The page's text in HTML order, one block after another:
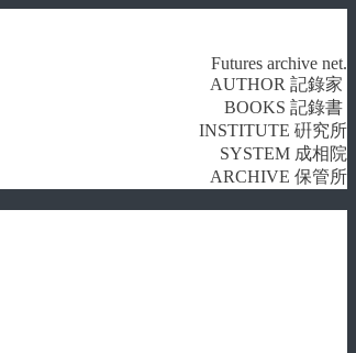
Futures archive net.
AUTHOR 記錄家
BOOKS 記錄書
INSTITUTE 硏究所
SYSTEM 成相院
ARCHIVE 保管所